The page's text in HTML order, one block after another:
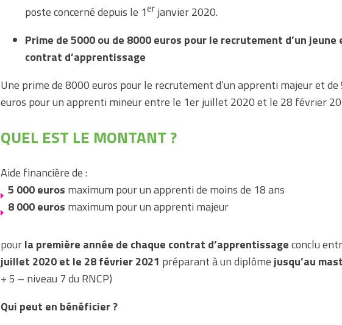
poste concerné depuis le 1er janvier 2020.
Prime de 5000 ou de 8000 euros pour le recrutement d’un jeune
contrat d’apprentissage
Une prime de 8000 euros pour le recrutement d’un apprenti majeur et de
euros pour un apprenti mineur entre le 1er juillet 2020 et le 28 février
QUEL EST LE MONTANT ?
Aide financière de :
5 000 euros maximum pour un apprenti de moins de 18 ans
8 000 euros maximum pour un apprenti majeur
pourla première année de chaque contrat d’apprentissageconclu
juillet 2020 et le 28 février 2021 préparant à un diplômejusqu’au
+ 5 – niveau 7 du RNCP)
Qui peut en bénéficier ?